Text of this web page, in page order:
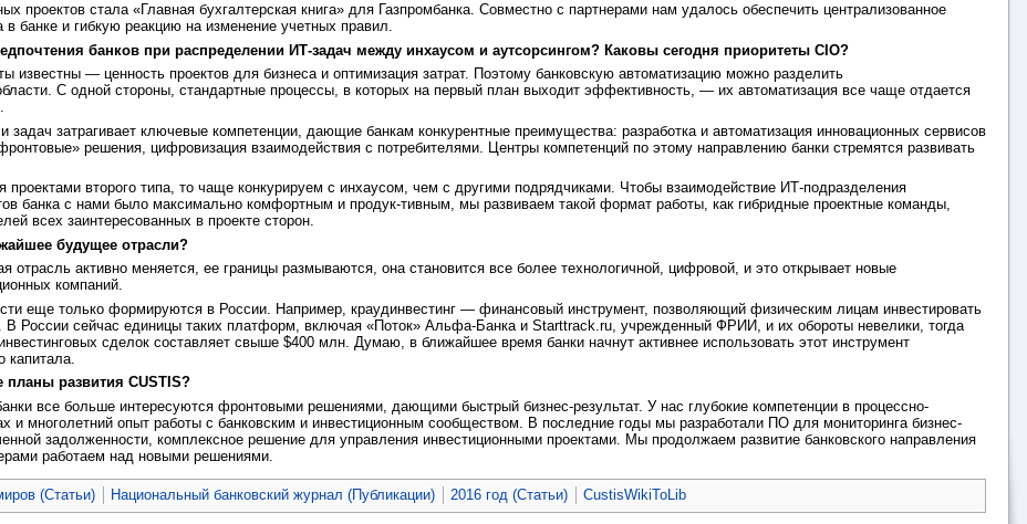
проектов стала «Главная бухгалтерская книга» для Газпромбанка. Совместно с партнерами нам удалось обеспечить централизованное
в банке и гибкую реакцию на изменение учетных правил.
банков при распределении ИТ-задач между инхаусом и аутсорсингом? Каковы сегодня приоритеты CIO?
известны — ценность проектов для бизнеса и оптимизация затрат. Поэтому банковскую автоматизацию можно разделить
С одной стороны, стандартные процессы, в которых на первый план выходит эффективность, — их автоматизация все чаще отдается
задач затрагивает ключевые компетенции, дающие банкам конкурентные преимущества: разработка и автоматизация инновационных сервисов
решения, цифровизация взаимодействия с потребителями. Центры компетенций по этому направлению банки стремятся развивать
проектами второго типа, то чаще конкурируем с инхаусом, чем c другими подрядчиками. Чтобы взаимодействие ИТ-подразделения
банка с нами было максимально комфортным и продук-тивным, мы развиваем такой формат работы, как гибридные проектные команды,
всех заинтересованных в проекте сторон.
будущее отрасли?
отрасль активно меняется, ее границы размываются, она становится все более технологичной, цифровой, и это открывает новые
компаний.
еще только формируются в России. Например, краудинвестинг — финансовый инструмент, позволяющий физическим лицам инвестировать
В России сейчас единицы таких платформ, включая «Поток» Альфа-Банка и Starttrack.ru, учрежденный ФРИИ, и их обороты невелики, тогда
сделок составляет свыше $400 млн. Думаю, в ближайшее время банки начнут активнее использовать этот инструмент
капитала.
развития CUSTIS?
все больше интересуются фронтовыми решениями, дающими быстрый бизнес-результат. У нас глубокие компетенции в процессно-
и многолетний опыт работы с банковским и инвестиционным сообществом. В последние годы мы разработали ПО для мониторинга бизнес-
задолженности, комплексное решение для управления инвестиционными проектами. Мы продолжаем развитие банковского направления
работаем над новыми решениями.
(Статьи) Национальный банковский журнал (Публикации) 2016 год (Статьи) CustisWikiToLib